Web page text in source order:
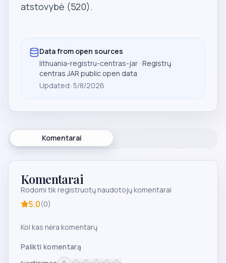
atstovybė (520).
Data from open sources
lithuania-registru-centras-jar · Registrų
centras JAR public open data
Updated: 5/8/2026
Komentarai
Komentarai
Rodomi tik registruotų naudotojų komentarai
5.0(0)
Kol kas nėra komentarų
Palikti komentarą